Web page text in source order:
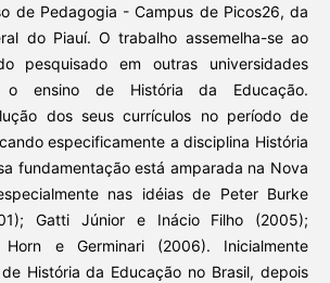
de Pedagogia - Campus de Picos26, da
do Piauí. O trabalho assemelha-se ao
pesquisado em outras universidades
o ensino de História da Educação.
dos seus currículos no período de
especificamente a disciplina História
fundamentação está amparada na Nova
nas idéias de Peter Burke
Gatti Júnior e Inácio Filho (2005);
e Germinari (2006). Inicialmente
História da Educação no Brasil, depois